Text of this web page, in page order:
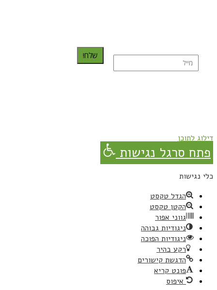
שלח!
דילוג לתוכן
פתח סרגל נגישות
כלי נגישות
הגדל טקסט
הקטן טקסט
גווני אפור
ניגודיות גבוהה
ניגודיות הפוכה
רקע בהיר
הדגשת קישורים
פונט קריא
איפוס